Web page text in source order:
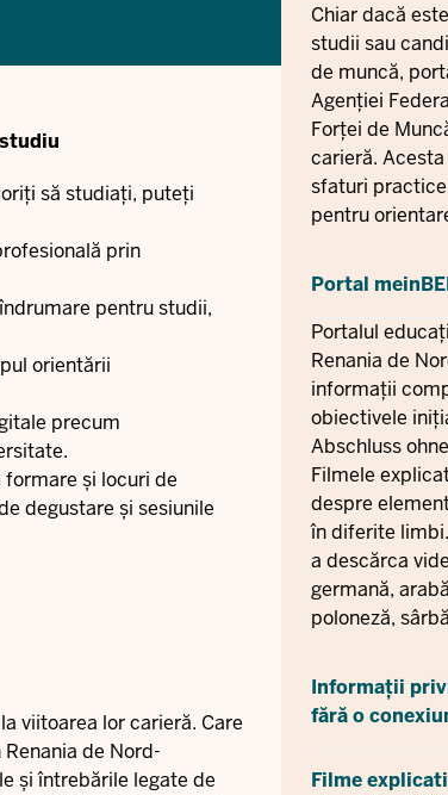
să studiați, puteți
prin
pentru studii,
orientării
precum
și locuri de
degustare și sesiunile
viitoarea lor carieră. Care
de Nord-
și întrebările legate de
Chiar dacă
studii sau
de muncă,
Agenției
Forței de
carieră.
sfaturi
pentru
Portal
Portalul
Renania de
informații
obiectivele
Abschluss
Filmele
despre
în diferite
a descărca
germană,
poloneză,
Informații
fără o
Filme